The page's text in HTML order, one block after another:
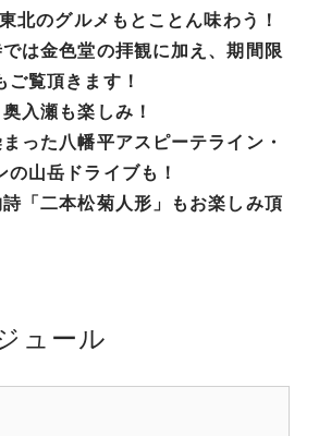
北のグルメもとことん味わう！
は金色堂の拝観に加え、期間限
ご覧頂きます！
入瀬も楽しみ！
った八幡平アスピーテライン・
山岳ドライブも！
「二本松菊人形」もお楽しみ頂
ュール